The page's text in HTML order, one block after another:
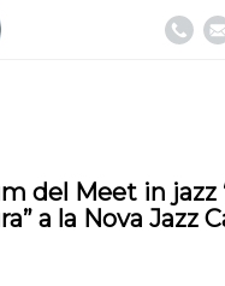
del Meet in jazz
a la Nova Jazz